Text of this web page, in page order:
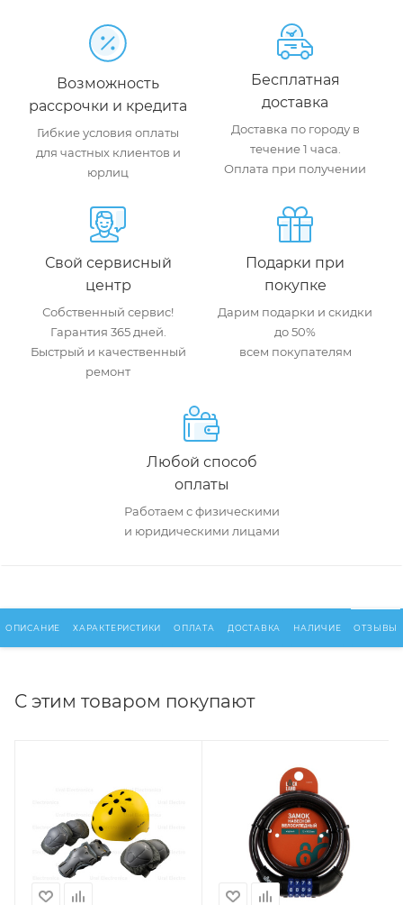
Возможность
рассрочки и кредита
Гибкие условия оплаты
для частных клиентов и
юрлиц
Бесплатная
доставка
Доставка по городу в
течение 1 часа.
Оплата при получении
Свой сервисный
центр
Собственный сервис!
Гарантия 365 дней.
Быстрый и качественный
ремонт
Подарки при
покупке
Дарим подарки и скидки
до 50%
всем покупателям
Любой способ
оплаты
Работаем с физическими
и юридическими лицами
ОПИСАНИЕ ХАРАКТЕРИСТИКИ ОПЛАТА ДОСТАВКА НАЛИЧИЕ ОТЗЫВЫ
С этим товаром покупают